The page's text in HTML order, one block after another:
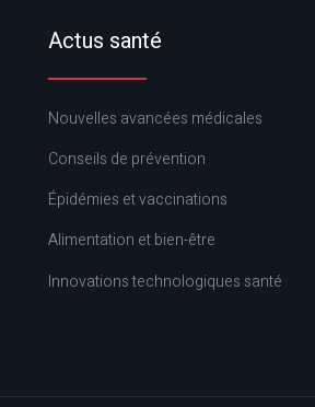
Actus santé
Nouvelles avancées médicales
Conseils de prévention
Épidémies et vaccinations
Alimentation et bien-être
Innovations technologiques santé